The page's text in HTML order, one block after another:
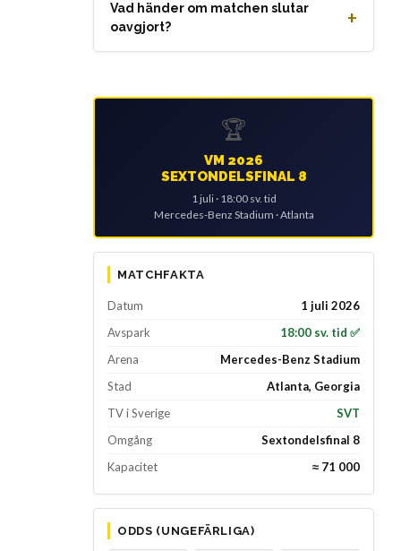
Vad händer om matchen slutar
oavgjort?
+
🏆
VM 2026
SEXTONDELSFINAL 8
1 juli · 18:00 sv. tid
Mercedes-Benz Stadium · Atlanta
MATCHFAKTA
Datum
1 juli 2026
Avspark
18:00 sv. tid ✅
Arena
Mercedes-Benz Stadium
Stad
Atlanta, Georgia
TV i Sverige
SVT
Omgång
Sextondelsfinal 8
Kapacitet
≈ 71 000
ODDS (UNGEFÄRLIGA)